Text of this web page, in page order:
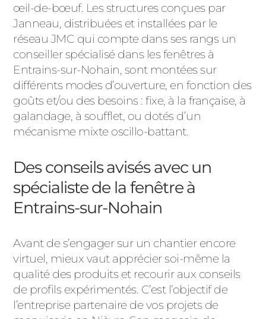
œil-de-bœuf. Les structures conçues par
Janneau, distribuées et installées par le
réseau JMC qui compte dans ses rangs un
conseiller spécialisé dans les fenêtres à
Entrains-sur-Nohain, sont montées sur
différents modes d’ouverture, en fonction des
goûts et/ou des besoins : fixe, à la française, à
galandage, à soufflet, ou dotés d’un
mécanisme mixte oscillo-battant.
Des conseils avisés avec un
spécialiste de la fenêtre à
Entrains-sur-Nohain
Avant de s’engager sur un chantier encore
virtuel, mieux vaut apprécier soi-même la
qualité des produits et recourir aux conseils
de profils expérimentés. C’est l’objectif de
l’entreprise partenaire de vos projets de